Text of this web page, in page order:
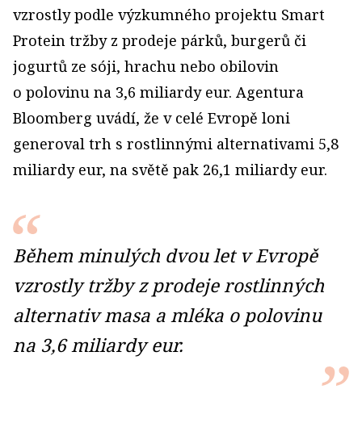
vzrostly podle výzkumného projektu Smart
Protein tržby z prodeje párků, burgerů či
jogurtů ze sóji, hrachu nebo obilovin
o polovinu na 3,6 miliardy eur. Agentura
Bloomberg uvádí, že v celé Evropě loni
generoval trh s rostlinnými alternativami 5,8
miliardy eur, na světě pak 26,1 miliardy eur.
Během minulých dvou let v Evropě
vzrostly tržby z prodeje rostlinných
alternativ masa a mléka o polovinu
na 3,6 miliardy eur.